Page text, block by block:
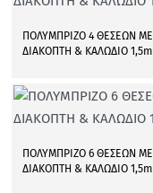
ΠΟΛΥΜΠΡΙΖΟ 4 ΘΕΣΕΩΝ ΜΕ
ΔΙΑΚΟΠΤΗ & ΚΑΛΩΔΙΟ 1,5m
ΠΟΛΥΜΠΡΙΖΟ 6 ΘΕΣΕΩΝ ΜΕ
ΔΙΑΚΟΠΤΗ & ΚΑΛΩΔΙΟ 1,5m